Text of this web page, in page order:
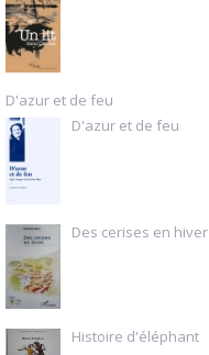
D'azur et de feu
D'azur et de feu
Des cerises en hiver
Histoire d'éléphant